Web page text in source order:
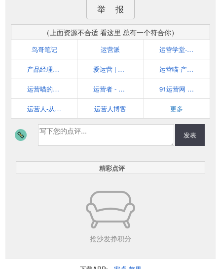
举 报
（上面资源不合适 看这里 总有一个符合你）
鸟哥笔记 运营派 运营学堂-互联网产品运营知识学习分享网站
产品经理导航|运营导航|设计师导航-阿猫阿狗导航 爱运营 | 网站运营人员学习交流，专注于网站产品运营管理、淘宝运营。用数据分析的方式提高运营者能力。 运营喵-产品运营人员学习园地—互联网顶级产品运营从这里开始
运营喵的世界 - 一只苦逼的产品运营喵，分享产品运营相关知识。 运营者 - 互联网运营人员的起点站！ 91运营网 - 分享互联网产品策划,网络营销,移动互联网,电子商务运营干货
运营人-从零开始学运营 运营人博客 更多
发表
精彩点评
抢沙发挣积分